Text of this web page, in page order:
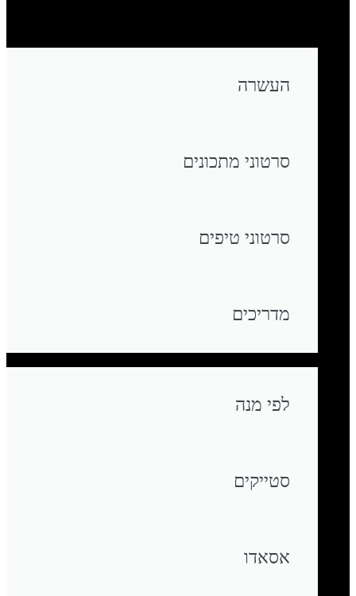
העשרה
סרטוני מתכונים
סרטוני טיפים
מדריכים
לפי מנה
סטייקים
אסאדו